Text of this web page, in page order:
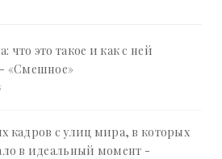
что это такое и как с ней
«Смешное»
кадров с улиц мира, в которых
в идеальный момент -